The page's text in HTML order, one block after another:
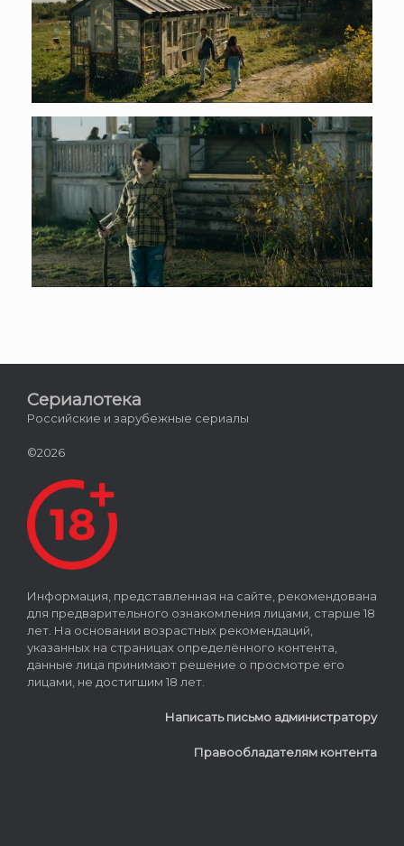
Сериалотека
Российские и зарубежные сериалы
©2026
Информация, представленная на сайте, рекомендована
для предварительного ознакомления лицами, старше 18
лет. На основании возрастных рекомендаций,
указанных на страницах определённого контента,
данные лица принимают решение о просмотре его
лицами, не достигшим 18 лет.
Написать письмо администратору
Правообладателям контента